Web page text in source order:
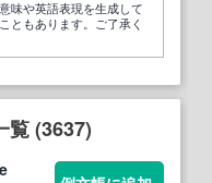
味や英語表現を生成して
ともあります。ご了承く
覧 (3637)